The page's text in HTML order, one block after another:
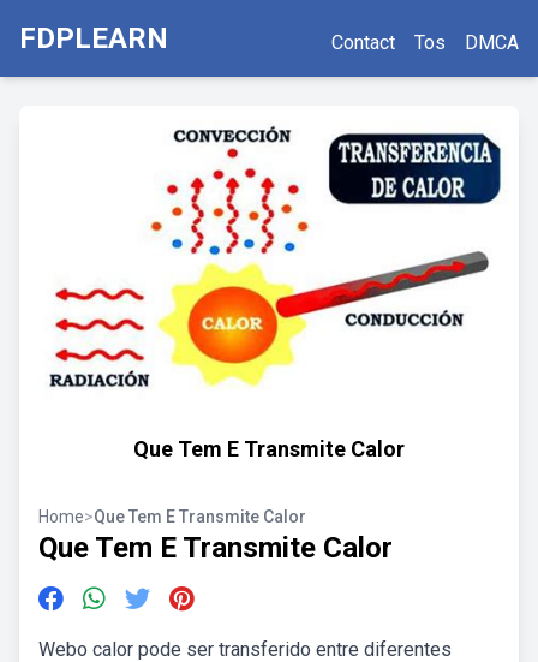
FDPLEARN Contact Tos DMCA
Que Tem E Transmite Calor
Home>Que Tem E Transmite Calor
Que Tem E Transmite Calor
Webo calor pode ser transferido entre diferentes